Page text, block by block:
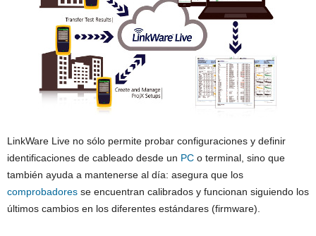
LinkWare Live no sólo permite probar configuraciones y definir
identificaciones de cableado desde un PC o terminal, sino que
también ayuda a mantenerse al día: asegura que los
comprobadores se encuentran calibrados y funcionan siguiendo los
últimos cambios en los diferentes estándares (firmware).